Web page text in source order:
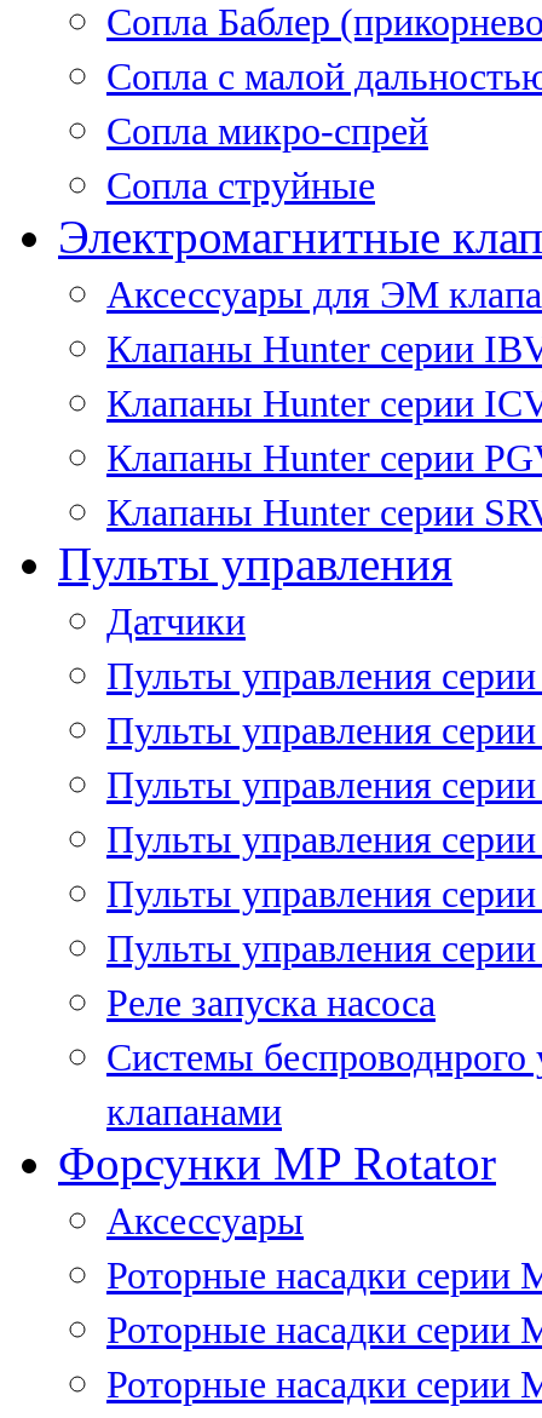
Сопла Баблер
Сопла с малой
Сопла микро-спрей
Сопла струйные
Электромагнитные
Аксессуары для ЭМ
Клапаны Hunter серии
Клапаны Hunter серии
Клапаны Hunter серии
Клапаны Hunter серии
Пульты управления
Датчики
Пульты управления
Пульты управления
Пульты управления
Пульты управления
Пульты управления
Пульты управления
Реле запуска насоса
Системы
клапанами
Форсунки MP Rotator
Аксессуары
Роторные насадки серии
Роторные насадки серии
Роторные насадки серии